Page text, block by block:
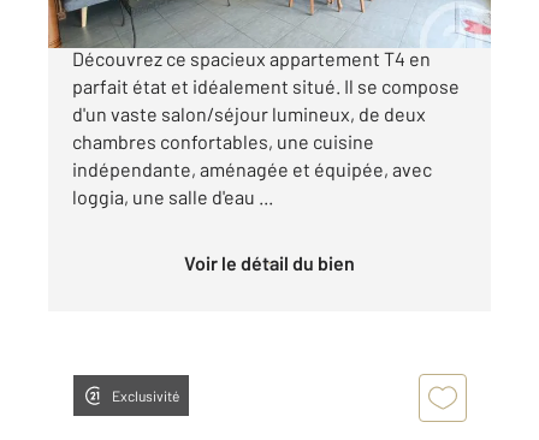
SEPTÈMES-LES-VALLONS Résidence du Vallon
Découvrez ce spacieux appartement T4 en
parfait état et idéalement situé. Il se compose
d'un vaste salon/séjour lumineux, de deux
chambres confortables, une cuisine
indépendante, aménagée et équipée, avec
loggia, une salle d'eau ...
Voir le détail du bien
Exclusivité